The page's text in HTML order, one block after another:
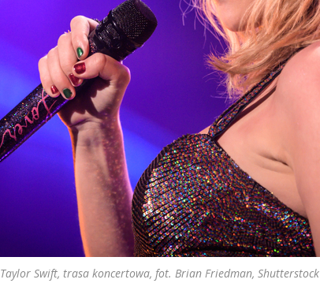
Taylor Swift, trasa koncertowa, fot. Brian Friedman, Shutterstock